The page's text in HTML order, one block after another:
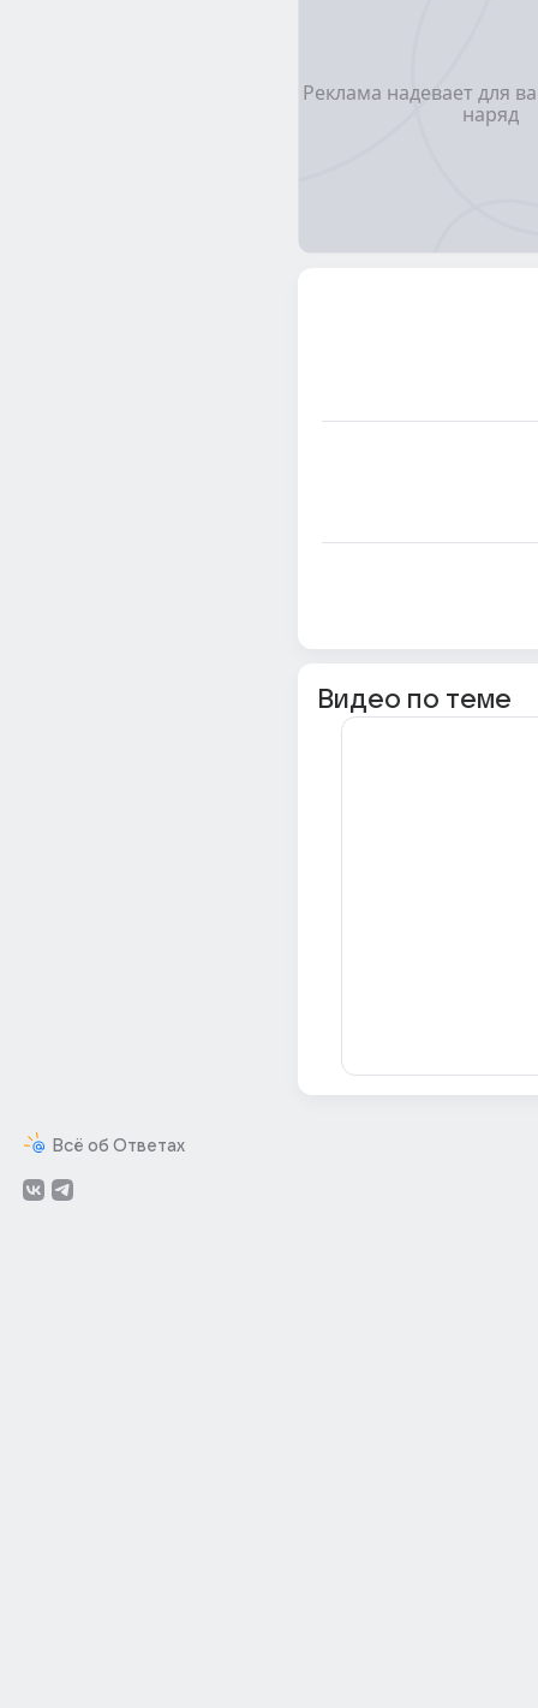
Всё об Ответах
Видео по теме